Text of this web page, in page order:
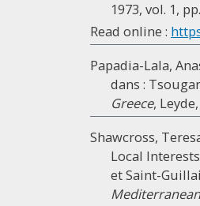
1973, vol. 1,
Read online :
Papadia-Lala,
dans :
Greece,
Shawcross,
Local
et Saint-